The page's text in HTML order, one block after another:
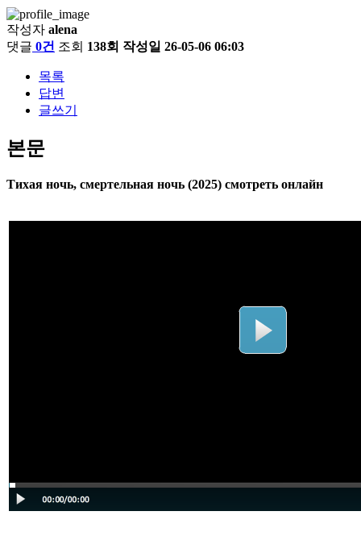
작성자 alena
댓글 0건 조회 138회 작성일 26-05-06 06:03
목록
답변
글쓰기
본문
Тихая ночь, смертельная ночь (2025) смотреть онлайн